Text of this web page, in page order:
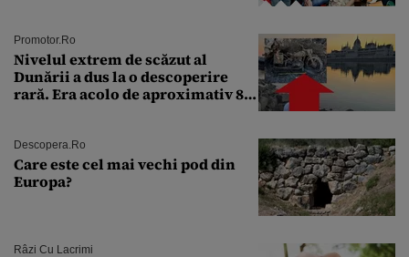
Promotor.ro
Nivelul extrem de scăzut al
Dunării a dus la o descoperire
rară. Era acolo de aproximativ 80
Descopera.ro
Care este cel mai vechi pod din
Europa?
Râzi Cu Lacrimi